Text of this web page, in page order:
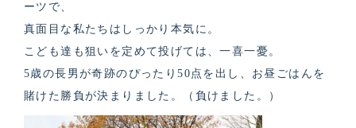
ーツで、
真面目な私たちはしっかり本気に。
こども達も狙いを定めて投げては、一喜一憂。
5歳の長男が奇跡のぴったり50点を出し、お昼ごはんを
賭けた勝負が決まりました。（負けました。）